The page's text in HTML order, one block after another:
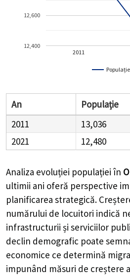
Populație
2011
12,400
12,600
An Populație
2011
13,036
2021
12,480
Analiza evoluției populației în
ultimii ani oferă perspective
planificarea strategică.
numărului de locuitori indică
infrastructurii și serviciilor
declin demografic poate
economice ce determină
impunând măsuri de creștere